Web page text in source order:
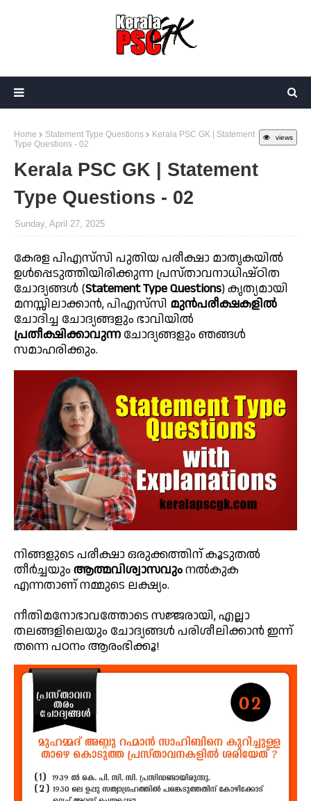
views
Home Statement Type Questions
Kerala PSC GK | Statement
Type Questions - 02
Kerala PSC GK | Statement
Type Questions - 02
Sunday, April 27, 2025
കേരള പിഎസ്‌സി പുതിയ പരീക്ഷാ മാതൃകയിൽ
ഉൾപ്പെടുത്തിയിരിക്കുന്ന പ്രസ്താവനാധിഷ്ഠിത
ചോദ്യങ്ങൾ (Statement Type Questions) കൃത്യമായി
മനസ്സിലാക്കാൻ, പിഎസ്‌സി മുൻപരീക്ഷകളിൽ
ചോദിച്ച ചോദ്യങ്ങളും ഭാവിയിൽ
പ്രതീക്ഷിക്കാവുന്ന ചോദ്യങ്ങളും ഞങ്ങൾ
സമാഹരിക്കും.
നിങ്ങളുടെ പരീക്ഷാ ഒരുക്കത്തിന് കൂടുതൽ
തീർച്ചയും ആത്മവിശ്വാസവുംനൽകുക
എന്നതാണ് നമ്മുടെ ലക്ഷ്യം.
നീതിമനോഭാവത്തോടെ സജ്ജരായി, എല്ലാ
തലങ്ങളിലെയും ചോദ്യങ്ങൾ പരിശീലിക്കാൻ ഇന്ന്
തന്നെ പഠനം ആരംഭിക്കൂ!